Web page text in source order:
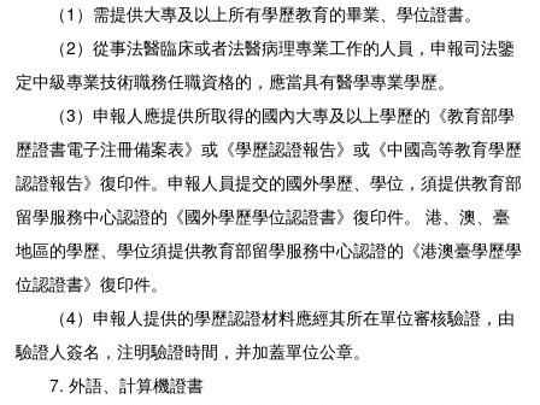
（1）需提供大專及以上所有學歷教育的畢業、學位證書。
（2）從事法醫臨床或者法醫病理專業工作的人員，申報司法鑒
定中級專業技術職務任職資格的，應當具有醫學專業學歷。
（3）申報人應提供所取得的國內大專及以上學歷的《教育部學
歷證書電子注冊備案表》或《學歷認證報告》或《中國高等教育學歷
認證報告》復印件。申報人員提交的國外學歷、學位，須提供教育部
留學服務中心認證的《國外學歷學位認證書》復印件。 港、澳、臺
地區的學歷、學位須提供教育部留學服務中心認證的《港澳臺學歷學
位認證書》復印件。
（4）申報人提供的學歷認證材料應經其所在單位審核驗證，由
驗證人簽名，注明驗證時間，并加蓋單位公章。
7. 外語、計算機證書